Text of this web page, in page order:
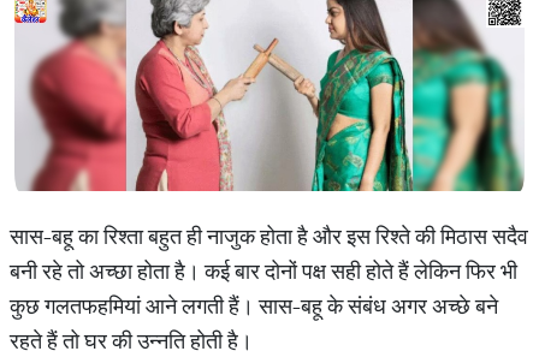
सास-बहू का रिश्ता बहुत ही नाजुक होता है और इस रिश्ते की मिठास सदैव
बनी रहे तो अच्छा होता है। कई बार दोनों पक्ष सही होते हैं लेकिन फिर भी
कुछ गलतफहमियां आने लगती हैं। सास-बहू के संबंध अगर अच्छे बने
रहते हैं तो घर की उन्नति होती है।